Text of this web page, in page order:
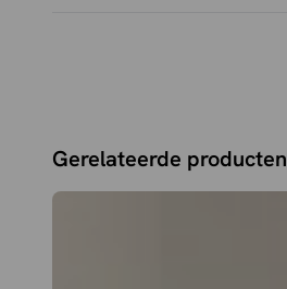
Gerelateerde producten